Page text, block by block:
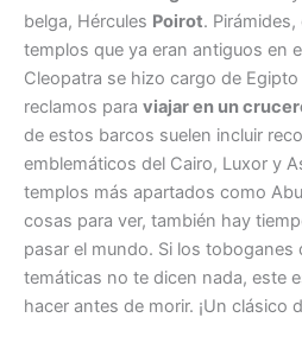
belga, Hércules Poirot.
templos que ya eran antiguos en
Cleopatra se hizo cargo de
reclamos para viajar en un
de estos barcos suelen incluir
emblemáticos del Cairo, Luxor y
templos más apartados como
cosas para ver, también hay
pasar el mundo. Si los toboganes
temáticas no te dicen nada, este
hacer antes de morir. ¡Un clásico